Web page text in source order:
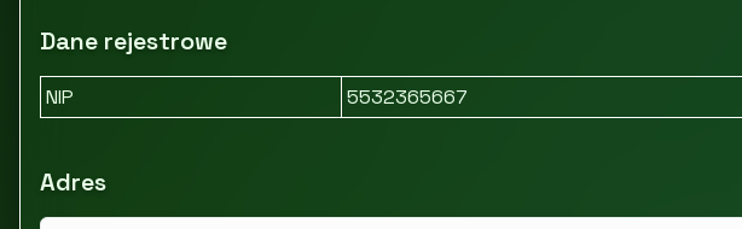
Dane rejestrowe
NIP 5532365667
Adres